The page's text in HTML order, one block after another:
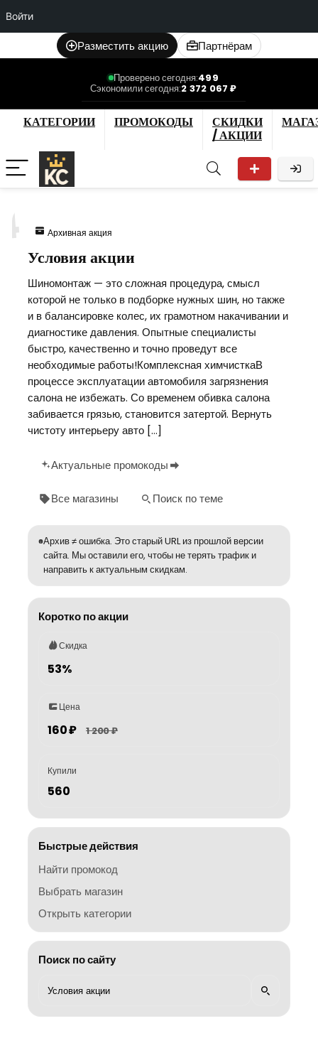
Войти
Разместить акцию Партнёрам
Проверено сегодня:499
Сэкономили сегодня:2 372 067 ₽
КАТЕГОРИИ ПРОМОКОДЫ
СКИДКИ
/ АКЦИИ
Архивная акция
Условия акции
Шиномонтаж — это сложная процедура, смысл
которой не только в подборке нужных шин, но также
и в балансировке колес, их грамотном накачивании и
диагностике давления. Опытные специалисты
быстро, качественно и точно проведут все
необходимые работы!Комплексная химчисткаВ
процессе эксплуатации автомобиля загрязнения
салона не избежать. Со временем обивка салона
забивается грязью, становится затертой. Вернуть
чистоту интерьеру авто […]
Актуальные промокоды
Все магазины Поиск по теме
Архив ≠ ошибка. Это старый URL из прошлой версии
сайта. Мы оставили его, чтобы не терять трафик и
направить к актуальным скидкам.
Коротко по акции
Скидка
53%
Цена
160 ₽ 1 200 ₽
Купили
560
Быстрые действия
Найти промокод
Выбрать магазин
Открыть категории
Поиск по сайту